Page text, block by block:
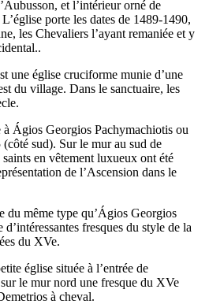
, et l’intérieur orné de
porte les dates de 1489-1490,
les Chevaliers l’ayant remaniée et y
une église cruciforme munie d’une
du village. Dans le sanctuaire, les
à Ágios Georgios Pachymachiotis ou
(côté sud). Sur le mur au sud de
en vêtement luxueux ont été
de l’Ascension dans le
du même type qu’Ágios Georgios
d’intéressantes fresques du style de la
du XVe.
église située à l’entrée de
le mur nord une fresque du XVe
à cheval.